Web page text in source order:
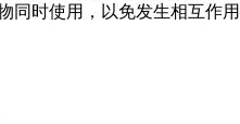
时使用，以免发生相互作